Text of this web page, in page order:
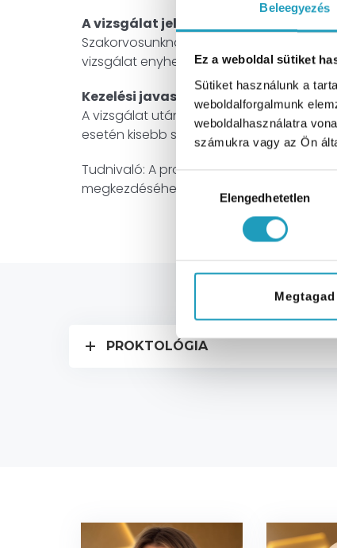
Beleegyezés
Ez a weboldal sütiket
Sütiket használunk a
weboldalforgalmunk
weboldalhasználatra
számukra vagy az Ön
kiválasztásaElengedhetetlen
Megtagad
A vizsgálat jellemzői
Szakorvosunknak természetesen nem
vizsgálat enyhe kellemetlenséggel
Kezelési javaslatok
A vizsgálat után szakorvosunk
esetén kisebb sebészeti beavatkozás.
Tudnivaló: A proktológiai vizsgálat
megkezdéséhez.
Áraink a
PROKTOLÓGIA